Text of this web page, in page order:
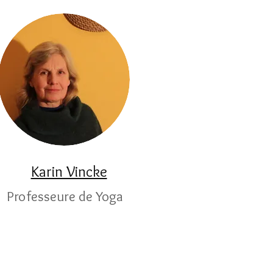
Karin Vincke
Professeure de Yoga